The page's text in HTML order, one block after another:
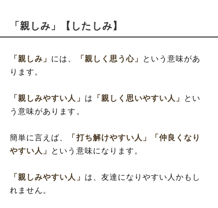
「親しみ」【したしみ】
「親しみ」 には、 「親しく思う心」
という意味があ
ります。
「親しみやすい人」 は 「親しく思いやすい人」 とい
う意味があります。
簡単に言えば、 「打ち解けやすい人」
「仲良くなり
やすい人」 という意味になります。
「親しみやすい人」 は、友達になりやすい人かもし
れません。